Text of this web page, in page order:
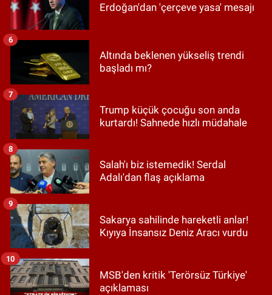
Erdoğan'dan 'çerçeve yasa' mesajı
Altında beklenen yükseliş trendi
başladı mı?
6
Trump küçük çocuğu son anda
kurtardı! Sahnede hızlı müdahale
7
Salah'ı biz istemedik! Serdal
Adalı'dan flaş açıklama
8
Sakarya sahilinde hareketli anlar!
Kıyıya İnsansız Deniz Aracı vurdu
9
MSB'den kritik 'Terörsüz Türkiye'
açıklaması
10